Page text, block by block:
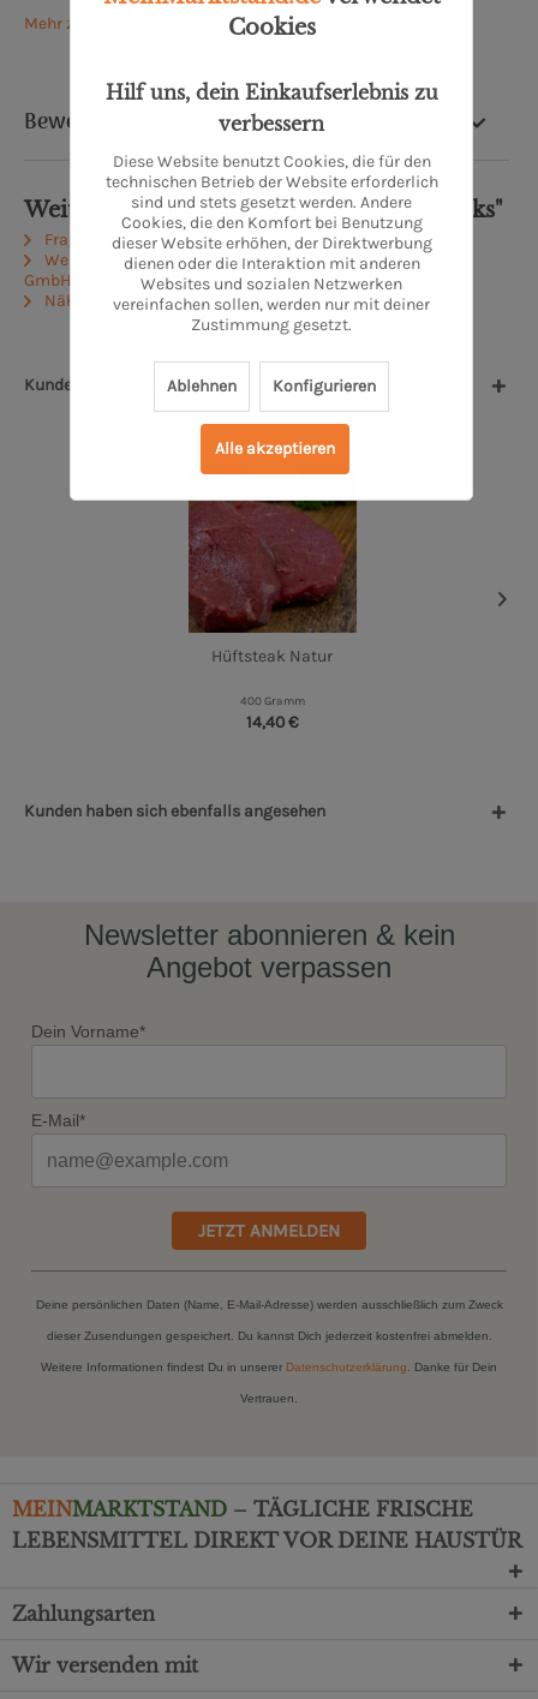
Mehr zu Meerpohl Spezialitäten-Fleischerei
Bewertung
Weiterführende Links zu "Rinderfiletsteaks"
Fragen zum Artikel?
Weitere Artikel von MEERPOHL Spezialitäten-Fleischerei
GmbH
Näheres zum Produzenten
Kunden kauften auch
Hüftsteak Natur
400 Gramm
14,40 €
Kunden haben sich ebenfalls angesehen
Newsletter abonnieren & kein
Angebot verpassen
Dein Vorname*
E-Mail*
JETZT ANMELDEN
Deine persönlichen Daten (Name, E-Mail-Adresse) werden ausschließlich zum Zweck
dieser Zusendungen gespeichert. Du kannst Dich jederzeit kostenfrei abmelden.
Weitere Informationen findest Du in unserer Datenschutzerklärung . Danke für Dein
Vertrauen.
MEINMARKTSTAND – TÄGLICHE FRISCHE
LEBENSMITTEL DIREKT VOR DEINE HAUSTÜR
Zahlungsarten
Wir versenden mit
Cookies
Hilf uns, dein Einkaufserlebnis zu
verbessern
Diese Website benutzt Cookies, die für den
technischen Betrieb der Website erforderlich
sind und stets gesetzt werden. Andere
Cookies, die den Komfort bei Benutzung
dieser Website erhöhen, der Direktwerbung
dienen oder die Interaktion mit anderen
Websites und sozialen Netzwerken
vereinfachen sollen, werden nur mit deiner
Zustimmung gesetzt.
Ablehnen Konfigurieren
Alle akzeptieren